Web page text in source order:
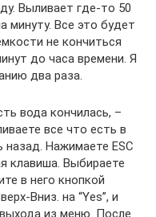
Выливает где-то 50
минуту. Все это будет
не кончиться
до часа времени. Я
два раза.
вода кончилась, –
все что есть в
Нажимаете ESC
клавиша. Выбираете
в него кнопкой
Вниз. на “Yes”, и
из меню. После